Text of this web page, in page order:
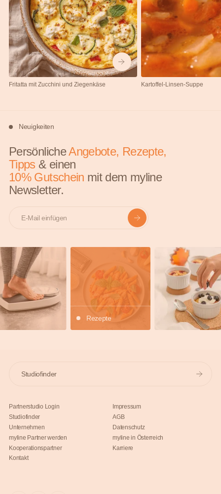
Fritatta mit Zucchini und Ziegenkäse Kartoffel-Linsen-Suppe
Neuigkeiten
PersönlicheAngebote, Rezepte,
Tipps & einen
10% Gutschein mit dem myline
Newsletter.
Rezepte
Studiofinder
Partnerstudio Login
Studiofinder
Unternehmen
myline Partner werden
Kooperationspartner
Kontakt
Impressum
AGB
Datenschutz
myline in Österreich
Karriere